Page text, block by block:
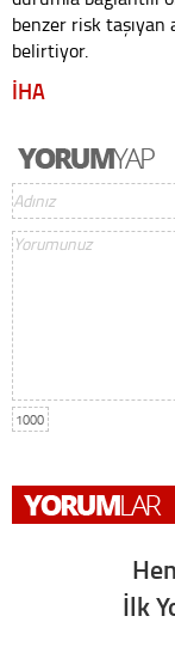
benzer risk
belirtiyor.
İHA
1000
İlk